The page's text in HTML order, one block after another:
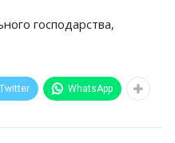
господарства,
Twitter WhatsApp